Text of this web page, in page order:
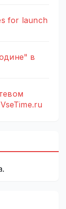
for launch
в